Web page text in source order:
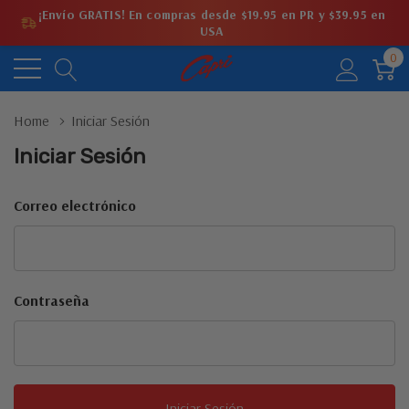
¡Envío GRATIS! En compras desde $19.95 en PR y $39.95 en
USA
0
Home Iniciar Sesión
Iniciar Sesión
Correo electrónico
Contraseña